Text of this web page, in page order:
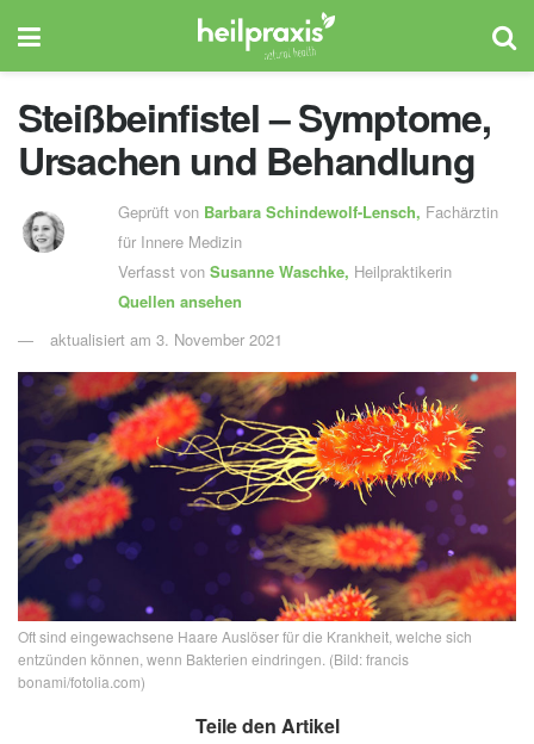
Steißbeinfistel – Symptome,
Ursachen und Behandlung
Geprüft von Barbara Schindewolf-Lensch, Fachärztin
für Innere Medizin
Verfasst von Susanne Waschke, Heilpraktikerin
Quellen ansehen
aktualisiert am 3. November 2021
Oft sind eingewachsene Haare Auslöser für die Krankheit, welche sich
entzünden können, wenn Bakterien eindringen. (Bild: francis
bonami/fotolia.com)
Teile den Artikel